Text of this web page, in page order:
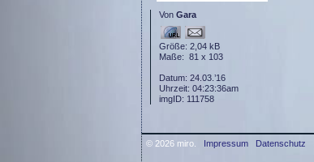
Von Gara
Größe: 2,04 kB
Maße: 81 x 103
Datum: 24.03.’16
Uhrzeit: 04:23:36am
imgID: 111758
© 2026 miro. Impressum Datenschutz